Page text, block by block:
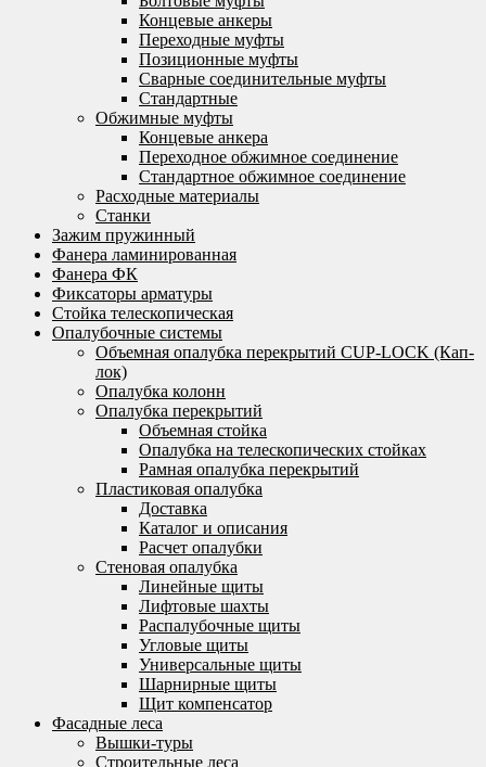
Концевые анкеры
Переходные муфты
Позиционные муфты
Сварные соединительные муфты
Стандартные
Обжимные муфты
Концевые анкера
Переходное обжимное соединение
Стандартное обжимное соединение
Расходные материалы
Станки
Зажим пружинный
Фанера ламинированная
Фанера ФК
Фиксаторы арматуры
Стойка телескопическая
Опалубочные системы
Объемная опалубка перекрытий CUP-LOCK (Кап-
лок)
Опалубка колонн
Опалубка перекрытий
Объемная стойка
Опалубка на телескопических стойках
Рамная опалубка перекрытий
Пластиковая опалубка
Доставка
Каталог и описания
Расчет опалубки
Стеновая опалубка
Линейные щиты
Лифтовые шахты
Распалубочные щиты
Угловые щиты
Универсальные щиты
Шарнирные щиты
Щит компенсатор
Фасадные леса
Вышки-туры
Строительные леса